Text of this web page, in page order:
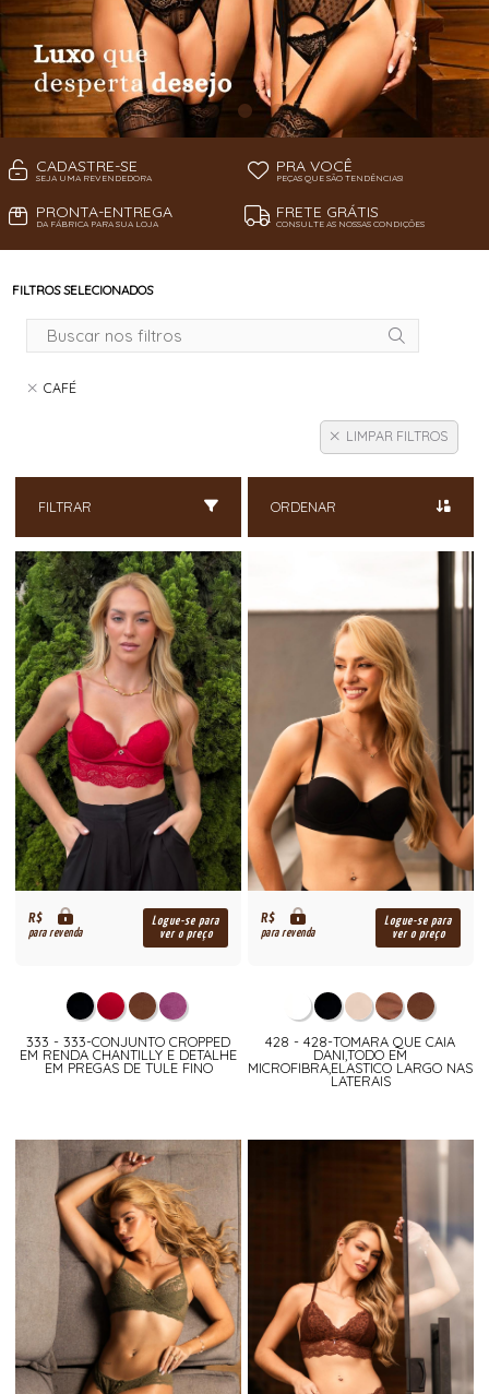
CADASTRE-SE
SEJA UMA REVENDEDORA
PRA VOCÊ
PEÇAS QUE SÃO TENDÊNCIAS!
PRONTA-ENTREGA
DA FÁBRICA PARA SUA LOJA
FRETE GRÁTIS
CONSULTE AS NOSSAS CONDIÇÕES
FILTROS SELECIONADOS
CAFÉ
LIMPAR FILTROS
FILTRAR ORDENAR
R$
para revenda
Logue-se para
ver o preço
333 - 333-CONJUNTO CROPPED
EM RENDA CHANTILLY E DETALHE
EM PREGAS DE TULE FINO
R$
para revenda
Logue-se para
ver o preço
428 - 428-TOMARA QUE CAIA
DANI,TODO EM
MICROFIBRA,ELASTICO LARGO NAS
LATERAIS